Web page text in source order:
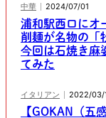
中華 2024/07/01
浦和駅西口にオ
削麺が名物の「
今回は石焼き麻
てみた
イタリアン 2022/03/
【GOKAN（五